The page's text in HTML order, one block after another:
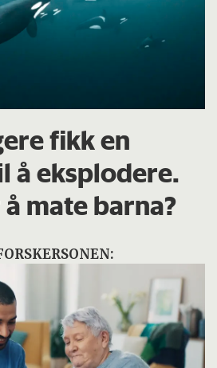
fikk en
å eksplodere.
mate barna?